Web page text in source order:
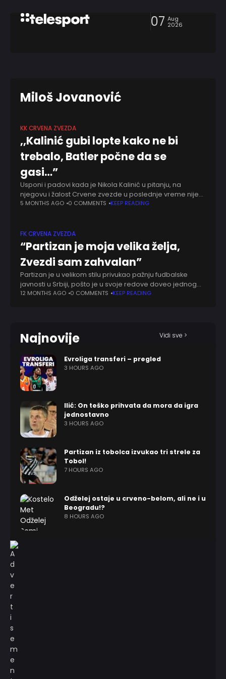
07 Aug
2026
Miloš Jovanović
KK CRVENA ZVEZDA
,,Kalinić gubi lopte kako ne bi
trebalo, Batler počne da se
gasi…”
Usponi i padovi kada je Nikola Kalinić u pitanju, na
njegovu i žalost Crvene zvezde u poslednje vreme nije
na uobičajenom nivou. Neretko mu se dešavaju loši
5 MONTHS AGO 0 COMMENTS KEEP READING
FK CRVENA ZVEZDA
“Partizan je moja velika želja,
Zvezdi sam zahvalan”
Partizan je u velikom stilu privukao pažnju fudbalske
javnosti u Srbiji, pošto je u svoje redove doveo jednog
od najtalentovanijih tinejdžera domaćeg fudbala,
12 MONTHS AGO 0 COMMENTS KEEP READING
Najnovije Vidi sve >
Evroliga transferi – pregled
3 HOURS AGO
Ilić: On teško prihvata da mora da igra
jednostavno
3 HOURS AGO
Partizan iz tobolca izvukao tri strele za
Tobol!
7 HOURS AGO
Odželej ostaje u crveno-belom, ali ne i u
Beogradu!?
8 HOURS AGO